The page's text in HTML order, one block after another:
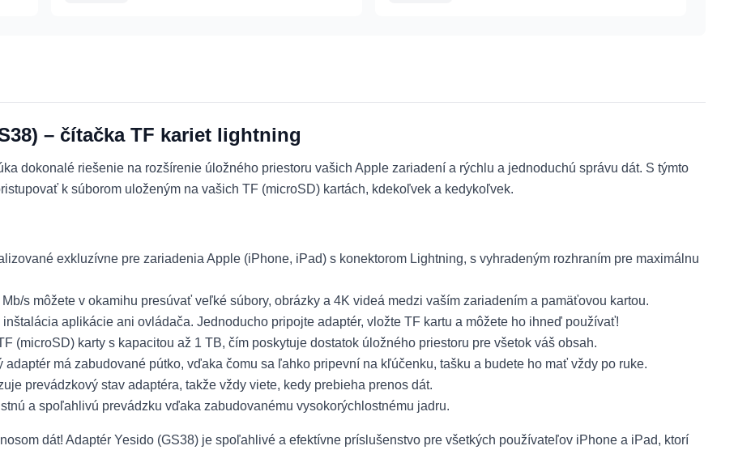
– čítačka TF kariet lightning
dokonalé riešenie na rozšírenie úložného priestoru vašich Apple zariadení a rýchlu a jednoduchú správu dát. S týmto
k súborom uloženým na vašich TF (microSD) kartách, kdekoľvek a kedykoľvek.
exkluzívne pre zariadenia Apple (iPhone, iPad) s konektorom Lightning, s vyhradeným rozhraním pre maximálnu
s môžete v okamihu presúvať veľké súbory, obrázky a 4K videá medzi vaším zariadením a pamäťovou kartou.
aplikácie ani ovládača. Jednoducho pripojte adaptér, vložte TF kartu a môžete ho ihneď používať!
(microSD) karty s kapacitou až 1 TB, čím poskytuje dostatok úložného priestoru pre všetok váš obsah.
adaptér má zabudované pútko, vďaka čomu sa ľahko pripevní na kľúčenku, tašku a budete ho mať vždy po ruke.
prevádzkový stav adaptéra, takže vždy viete, kedy prebieha prenos dát.
a spoľahlivú prevádzku vďaka zabudovanému vysokorýchlostnému jadru.
dát! Adaptér Yesido (GS38) je spoľahlivé a efektívne príslušenstvo pre všetkých používateľov iPhone a iPad, ktorí